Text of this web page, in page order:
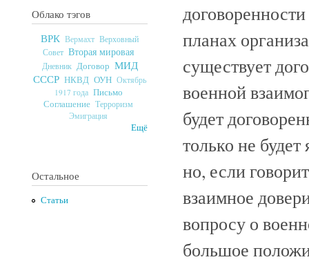
Облако тэгов
ВРК Вермахт Верховный
Совет Вторая мировая
Дневник Договор МИД
СССР НКВД ОУН Октябрь
1917 года Письмо
Соглашение Терроризм
Эмиграция
Ещё
Остальное
Статьи
планах
существует
военной
будет
только не
но, если
взаимное
вопросу о
большое